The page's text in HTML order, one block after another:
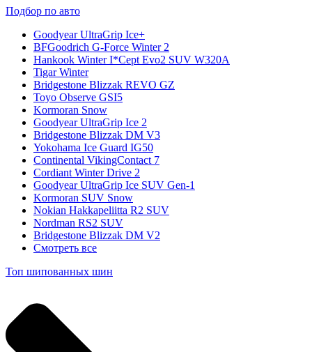
Подбор по авто
Goodyear UltraGrip Ice+
BFGoodrich G-Force Winter 2
Hankook Winter I*Cept Evo2 SUV W320A
Tigar Winter
Bridgestone Blizzak REVO GZ
Toyo Observe GSI5
Kormoran Snow
Goodyear UltraGrip Ice 2
Bridgestone Blizzak DM V3
Yokohama Ice Guard IG50
Continental VikingContact 7
Cordiant Winter Drive 2
Goodyear UltraGrip Ice SUV Gen-1
Kormoran SUV Snow
Nokian Hakkapeliitta R2 SUV
Nordman RS2 SUV
Bridgestone Blizzak DM V2
Смотреть все
Топ шипованных шин